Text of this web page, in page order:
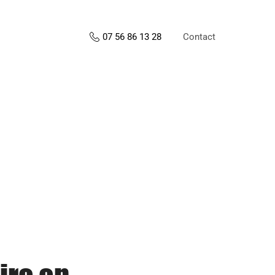
07 56 86 13 28 Contact